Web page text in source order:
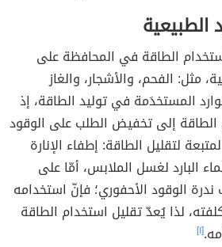
الطبيعية
الطاقة في المحافظة على
مثل: الفحم، والأشجار، والغاز
المستخدَمة في توليد الطاقة، إذ
إلى تخفيض الطلب على الوقود
لتقليل الطاقة: إطفاء الإنارة
البارد لغسل الملابس، أمّا على
الوقود الأحفوري؛ فإنّ استخدامه
لذا يُعدّ تقليل استخدام الطاقة
[١]